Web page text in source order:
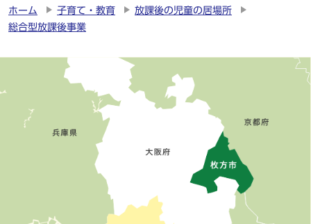
ホーム 子育て・教育
放課後の児童の居場所
総合型放課後事業